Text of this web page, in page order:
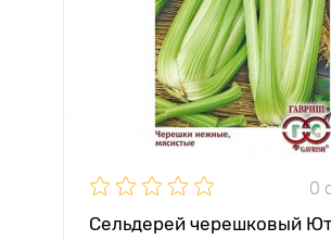
0
Сельдерей черешковый